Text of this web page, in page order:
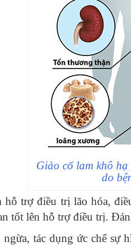
Giảo cổ lam khô
do
hỗ trợ điều trị lão hóa,
tốt lên hỗ trợ điều trị.
tác dụng ức chế sự